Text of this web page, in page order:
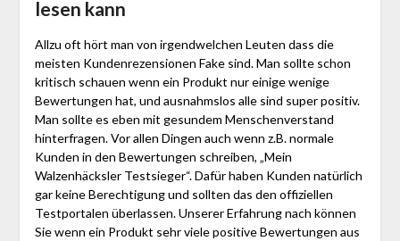
lesen kann
Allzu oft hört man von irgendwelchen Leuten dass die
meisten Kundenrezensionen Fake sind. Man sollte schon
kritisch schauen wenn ein Produkt nur einige wenige
Bewertungen hat, und ausnahmslos alle sind super positiv.
Man sollte es eben mit gesundem Menschenverstand
hinterfragen. Vor allen Dingen auch wenn z.B. normale
Kunden in den Bewertungen schreiben, „Mein
Walzenhäcksler Testsieger“. Dafür haben Kunden natürlich
gar keine Berechtigung und sollten das den offiziellen
Testportalen überlassen. Unserer Erfahrung nach können
Sie wenn ein Produkt sehr viele positive Bewertungen aus